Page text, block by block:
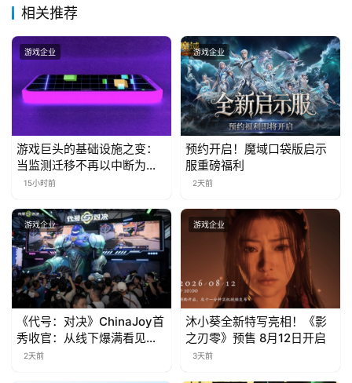
届
金
茶
7
月
0
日
游
茶
对
相关推荐
游戏企业
游戏巨头的基础设施之变：
当监测迁移不再以中断为代
价15小时前
游戏企业
预约开启！魔域口袋版启示
服重磅福利
2天前
游戏企业
《代号：对决》ChinaJoy首
秀收官：从线下爆满看见玩
家的真实期待
2天前
游戏企业
沐小葵全新特写亮相！《影
之刃零》预售 8月12日开启
3天前